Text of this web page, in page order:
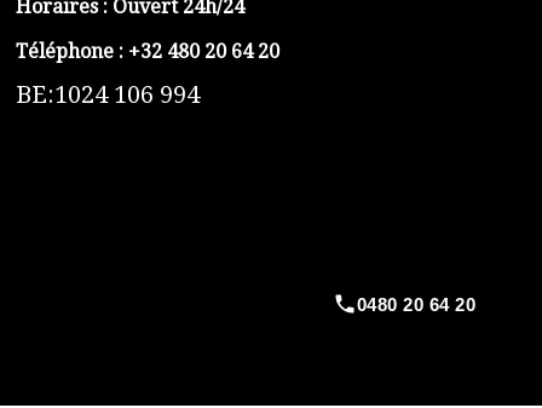
Horaires : Ouvert 24h/24
Téléphone : +32 480 20 64 20
BE:1024 106 994
0480 20 64 20